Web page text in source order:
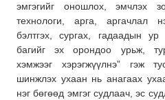
эмгэгийг оношлох, эмчлэх
технологи, арга, аргачлал
бэлтгэх, сургах, гадаадын
багийг эх орондоо урьж,
хэмжээг хэрэгжүүлнэ” гэж
шинжлэх ухаан нь анагаах
нэг бөгөөд эмгэг судлаач, эс